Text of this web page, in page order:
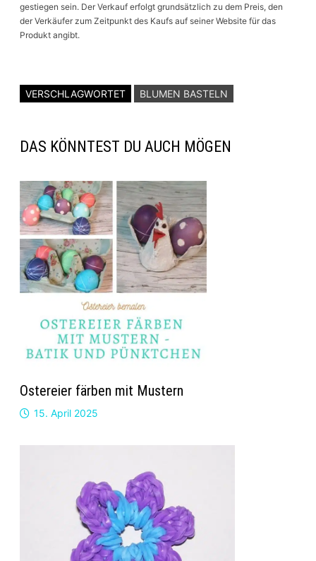
gestiegen sein. Der Verkauf erfolgt grundsätzlich zu dem Preis, den
der Verkäufer zum Zeitpunkt des Kaufs auf seiner Website für das
Produkt angibt.
VERSCHLAGWORTET BLUMEN BASTELN
DAS KÖNNTEST DU AUCH MÖGEN
Ostereier färben mit Mustern
15. April 2025